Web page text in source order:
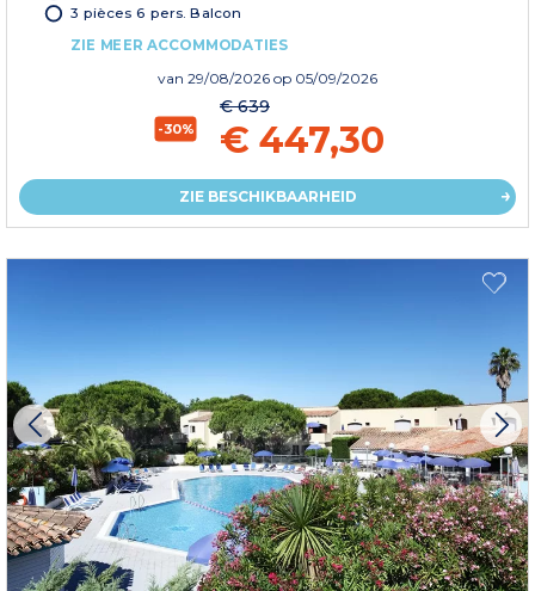
3 pièces 6 pers. Balcon
ZIE MEER ACCOMMODATIES
van 29/08/2026 op 05/09/2026
-30%
€ 639
€ 447,30
ZIE BESCHIKBAARHEID